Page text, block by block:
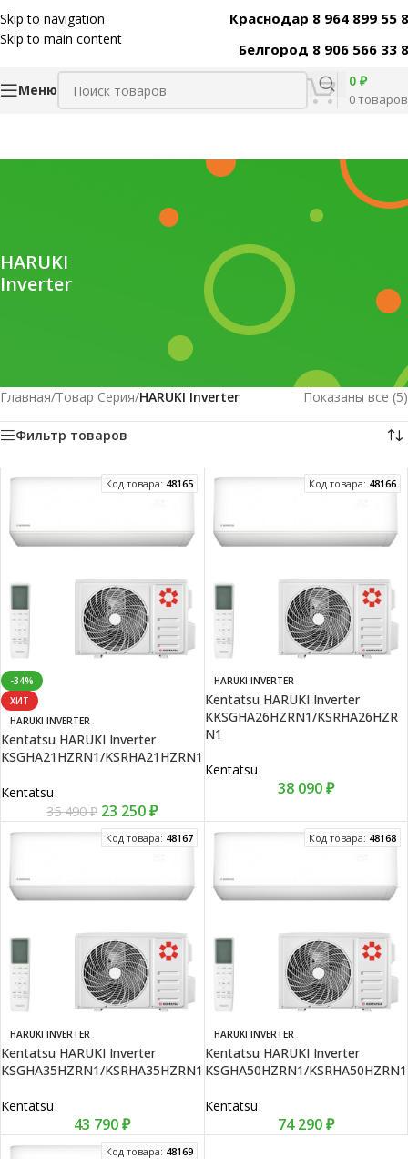
Skip to navigation
Skip to main content
Краснодар 8 964 899 55
Белгород 8 906 566 33
Меню
0товаров
0 ₽
HARUKI
Inverter
Главная/Товар Серия/HARUKI Inverter Показаны все (5)
Фильтр товаров
Код товара: 48165
-34%
ХИТ
HARUKI INVERTER
Kentatsu HARUKI Inverter
KSGHA21HZRN1/KSRHA21HZRN1
Kentatsu
35 490₽ 23 250₽
Код товара: 48166
HARUKI INVERTER
Kentatsu HARUKI Inverter
KKSGHA26HZRN1/KSRHA26HZR
N1
Kentatsu
38 090₽
Код товара: 48167
HARUKI INVERTER
Kentatsu HARUKI Inverter
KSGHA35HZRN1/KSRHA35HZRN1
Kentatsu
43 790₽
Код товара: 48168
HARUKI INVERTER
Kentatsu HARUKI Inverter
KSGHA50HZRN1/KSRHA50HZRN1
Kentatsu
74 290₽
Код товара: 48169